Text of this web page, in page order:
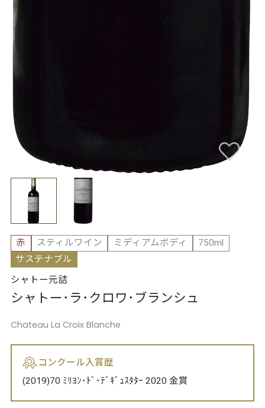
赤 スティルワイン ミディアムボディ
750ml
サステナブル
シャトー元詰
シャトー･ラ･クロワ･ブランシュ
Chateau La Croix Blanche
コンクール入賞歴
(2019)70 ﾐﾘﾖﾝ･ﾄﾞ･ﾃﾞｷﾞｭｽﾀﾀｰ 2020 金賞